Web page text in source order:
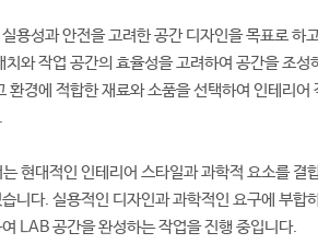
용성과 안전을 고려한 공간 디자인을 목표로 하
치와 작업 공간의 효율성을 고려하여 공간을 조성
환경에 적합한 재료와 소품을 선택하여 인테리어
현대적인 인테리어 스타일과 과학적 요소를 결
니다. 실용적인 디자인과 과학적인 요구에 부합
LAB 공간을 완성하는 작업을 진행 중입니다.